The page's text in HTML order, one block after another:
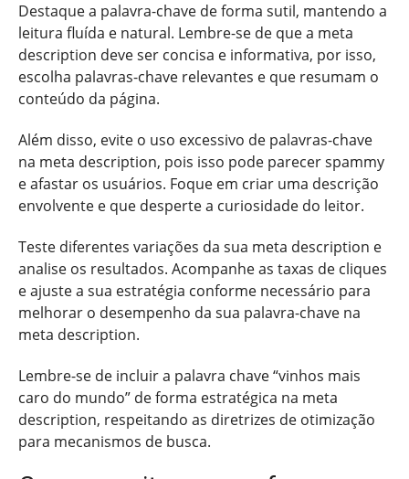
Destaque a palavra-chave de forma sutil, mantendo a
leitura fluída e natural. Lembre-se de que a meta
description deve ser concisa e informativa, por isso,
escolha palavras-chave relevantes e que resumam o
conteúdo da página.
Além disso, evite o uso excessivo de palavras-chave
na meta description, pois isso pode parecer spammy
e afastar os usuários. Foque em criar uma descrição
envolvente e que desperte a curiosidade do leitor.
Teste diferentes variações da sua meta description e
analise os resultados. Acompanhe as taxas de cliques
e ajuste a sua estratégia conforme necessário para
melhorar o desempenho da sua palavra-chave na
meta description.
Lembre-se de incluir a palavra chave “vinhos mais
caro do mundo” de forma estratégica na meta
description, respeitando as diretrizes de otimização
para mecanismos de busca.